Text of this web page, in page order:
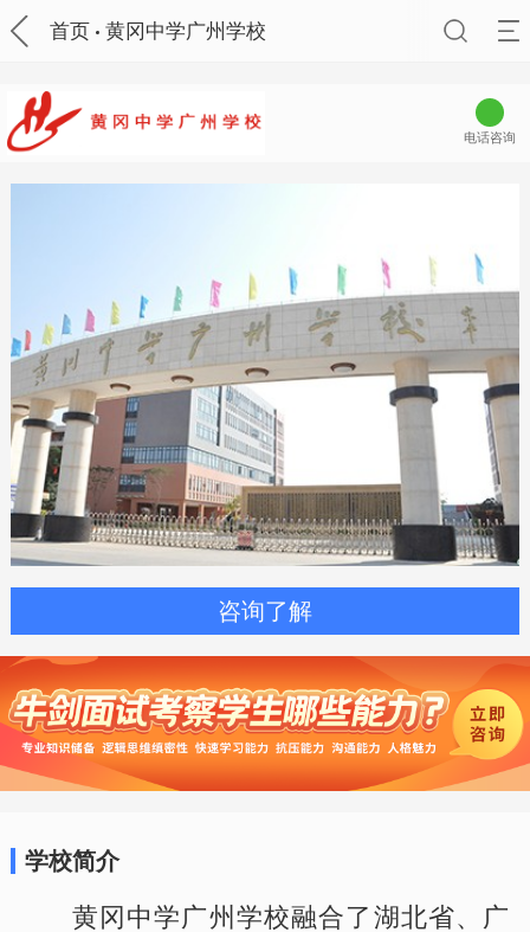
首页 黄冈中学广州学校
电话咨询
咨询了解
学校简介
黄冈中学广州学校融合了湖北省、广